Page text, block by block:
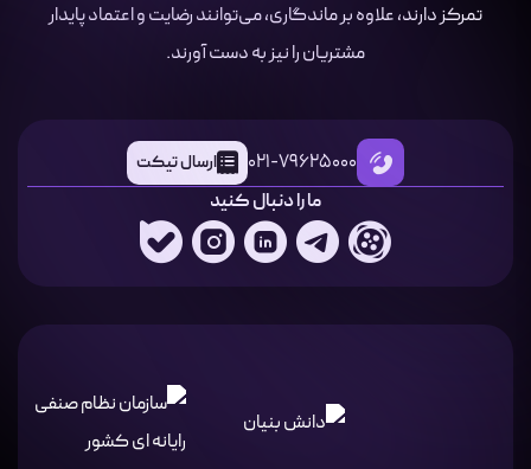
تمرکز دارند، علاوه بر ماندگاری، می‌توانند رضایت و اعتماد پایدار
مشتریان را نیز به دست آورند.
021-79625000 ارسال تیکت
ما را دنبال کنید